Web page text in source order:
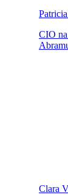
CIO
Clara